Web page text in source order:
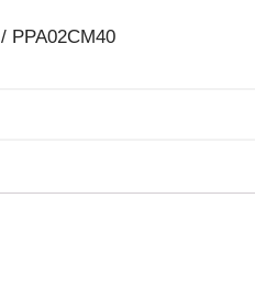
/ PPA02CM40